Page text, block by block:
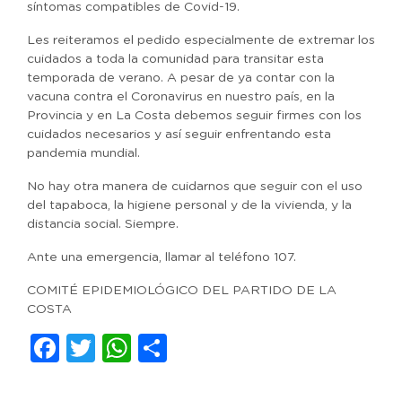
síntomas compatibles de Covid-19.
Les reiteramos el pedido especialmente de extremar los
cuidados a toda la comunidad para transitar esta
temporada de verano. A pesar de ya contar con la
vacuna contra el Coronavirus en nuestro país, en la
Provincia y en La Costa debemos seguir firmes con los
cuidados necesarios y así seguir enfrentando esta
pandemia mundial.
No hay otra manera de cuidarnos que seguir con el uso
del tapaboca, la higiene personal y de la vivienda, y la
distancia social. Siempre.
Ante una emergencia, llamar al teléfono 107.
COMITÉ EPIDEMIOLÓGICO DEL PARTIDO DE LA
COSTA
Facebook
TwitterWhatsApp